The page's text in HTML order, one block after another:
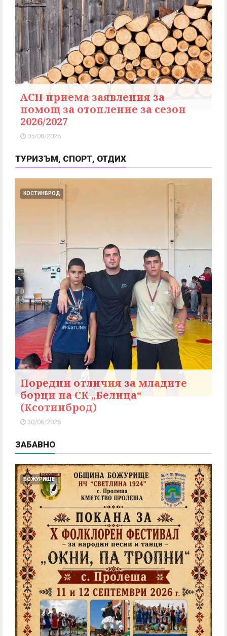
АСП приема заявления за
помощ за отопление за сезон
2026/2027
05/08/2026
ТУРИЗЪМ, СПОРТ, ОТДИХ
КОСТИНБРОД
Поредни отличия за младите
борци на СК „Белица“
(Ксотинброд)
30/06/2026
ЗАБАВНО
БОЖУРИЩЕ